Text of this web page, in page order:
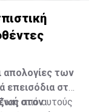
απολογίες των
επεισόδια στη
στον
από αυτούς